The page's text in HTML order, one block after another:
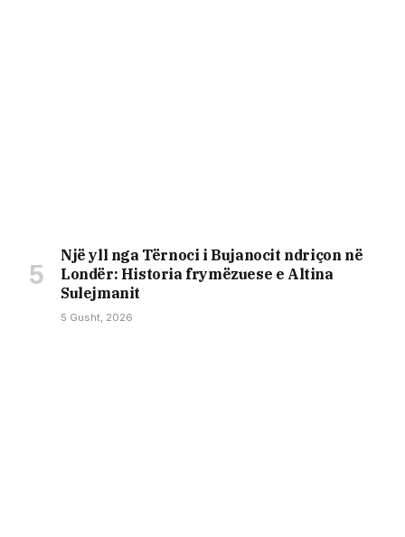
Një yll nga Tërnoci i Bujanocit ndriçon në
Londër: Historia frymëzuese e Altina
Sulejmanit
5 Gusht, 2026